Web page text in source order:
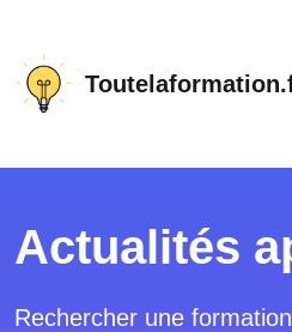
Actualités
Rechercher une formation